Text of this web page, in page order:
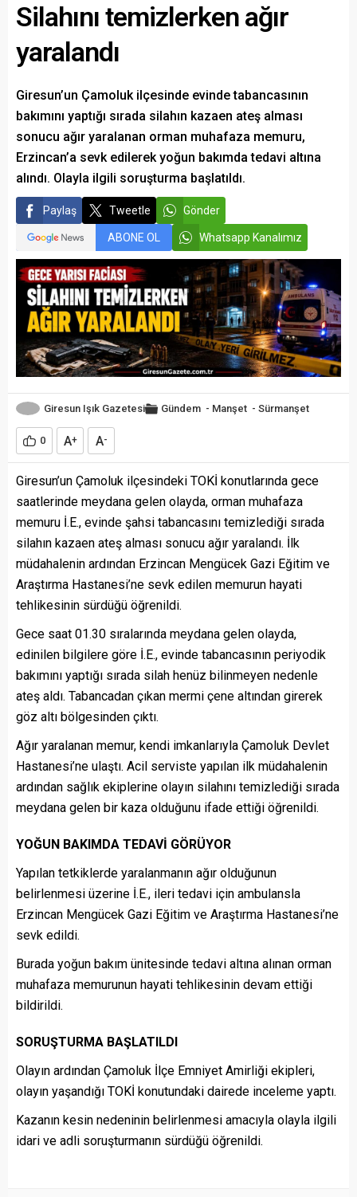
Silahını temizlerken ağır
yaralandı
Giresun’un Çamoluk ilçesinde evinde tabancasının
bakımını yaptığı sırada silahın kazaen ateş alması
sonucu ağır yaralanan orman muhafaza memuru,
Erzincan’a sevk edilerek yoğun bakımda tedavi altına
alındı. Olayla ilgili soruşturma başlatıldı.
Paylaş Tweetle Gönder
ABONE OL Whatsapp Kanalımız
Giresun Işık Gazetesi Gündem - Manşet - Sürmanşet
0 A+ A-
Giresun’un Çamoluk ilçesindeki TOKİ konutlarında gece
saatlerinde meydana gelen olayda, orman muhafaza
memuru İ.E., evinde şahsi tabancasını temizlediği sırada
silahın kazaen ateş alması sonucu ağır yaralandı. İlk
müdahalenin ardından Erzincan Mengücek Gazi Eğitim ve
Araştırma Hastanesi’ne sevk edilen memurun hayati
tehlikesinin sürdüğü öğrenildi.
Gece saat 01.30 sıralarında meydana gelen olayda,
edinilen bilgilere göre İ.E., evinde tabancasının periyodik
bakımını yaptığı sırada silah henüz bilinmeyen nedenle
ateş aldı. Tabancadan çıkan mermi çene altından girerek
göz altı bölgesinden çıktı.
Ağır yaralanan memur, kendi imkanlarıyla Çamoluk Devlet
Hastanesi’ne ulaştı. Acil serviste yapılan ilk müdahalenin
ardından sağlık ekiplerine olayın silahını temizlediği sırada
meydana gelen bir kaza olduğunu ifade ettiği öğrenildi.
YOĞUN BAKIMDA TEDAVİ GÖRÜYOR
Yapılan tetkiklerde yaralanmanın ağır olduğunun
belirlenmesi üzerine İ.E., ileri tedavi için ambulansla
Erzincan Mengücek Gazi Eğitim ve Araştırma Hastanesi’ne
sevk edildi.
Burada yoğun bakım ünitesinde tedavi altına alınan orman
muhafaza memurunun hayati tehlikesinin devam ettiği
bildirildi.
SORUŞTURMA BAŞLATILDI
Olayın ardından Çamoluk İlçe Emniyet Amirliği ekipleri,
olayın yaşandığı TOKİ konutundaki dairede inceleme yaptı.
Kazanın kesin nedeninin belirlenmesi amacıyla olayla ilgili
idari ve adli soruşturmanın sürdüğü öğrenildi.